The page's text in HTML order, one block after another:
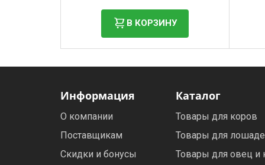
В КОРЗИНУ
Информация
О компании
Поставщикам
Скидки и бонусы
Каталог
Товары для коров
Товары для
Товары для овец и